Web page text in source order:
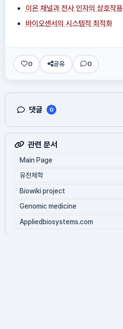
이온 채널과 전사 인자의 상호작용
바이오센서의 시스템적 최적화
0 공유 0
댓글 0
관련 문서
Main Page
유전체학
Biowiki project
Genomic medicine
Appliedbiosystems.com